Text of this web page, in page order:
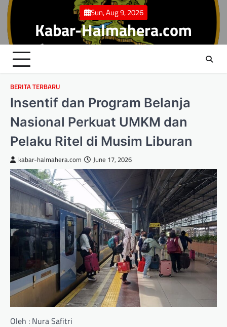
Skip
content
Sun, Aug 9, 2026
Kabar-Halmahera.com
BERITA TERBARU
Insentif dan Program Belanja
Nasional Perkuat UMKM dan
Pelaku Ritel di Musim Liburan
kabar-halmahera.com June 17, 2026
Oleh : Nura Safitri